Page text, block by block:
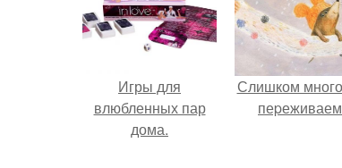
Игры для
влюбленных пар
дома.
Слишком